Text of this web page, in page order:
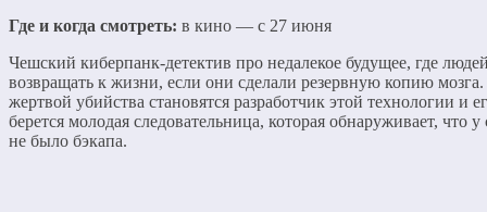
Где и когда смотреть: в кино — с 27 июня
Чешский киберпанк-детектив про недалекое будущее, где
возвращать к жизни, если они сделали резервную копию
жертвой убийства становятся разработчик этой технологии и
берется молодая следовательница, которая обнаруживает, что
не было бэкапа.